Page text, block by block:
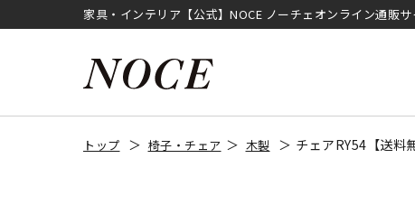
家具・インテリア【公式】NOCE ノーチェオンライン通販サ
トップ 椅子・チェア 木製 チェアRY54【送料